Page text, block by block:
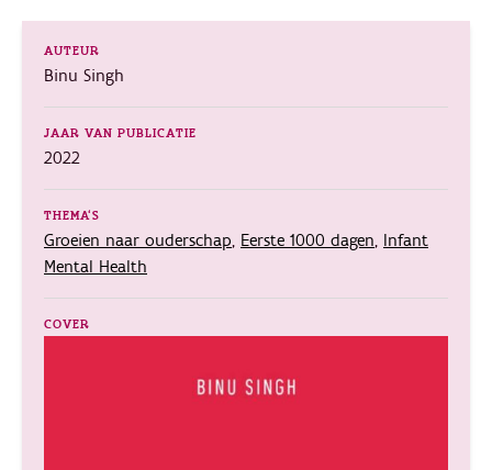
AUTEUR
Binu Singh
JAAR VAN PUBLICATIE
2022
THEMA'S
Groeien naar ouderschap, Eerste 1000 dagen, Infant
Mental Health
COVER